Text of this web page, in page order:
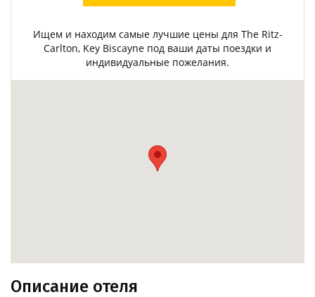
Ищем и находим самые лучшие цены для The Ritz-
Carlton, Key Biscayne под ваши даты поездки и
индивидуальные пожелания.
Описание отеля